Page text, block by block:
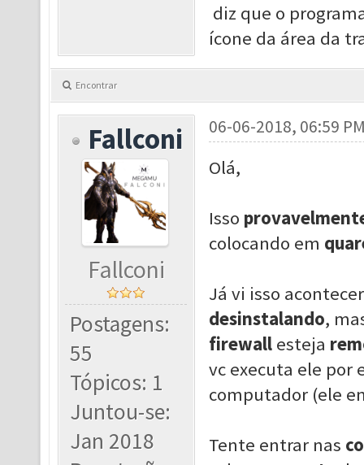
diz que o
ícone da área da
Encontrar
Fallconi
Fallconi
Postagens:
55
Tópicos: 1
Juntou-se:
Jan 2018
06-06-2018, 06:59
Olá,
Isso
colocando em
Já vi isso
desinstalando,
firewall esteja
vc executa ele por
computador (ele
Tente entrar nas